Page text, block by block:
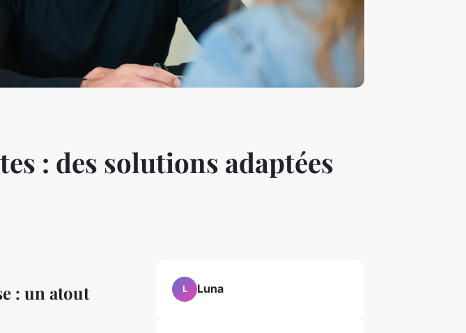
: des solutions adaptées
: un atout
L Luna